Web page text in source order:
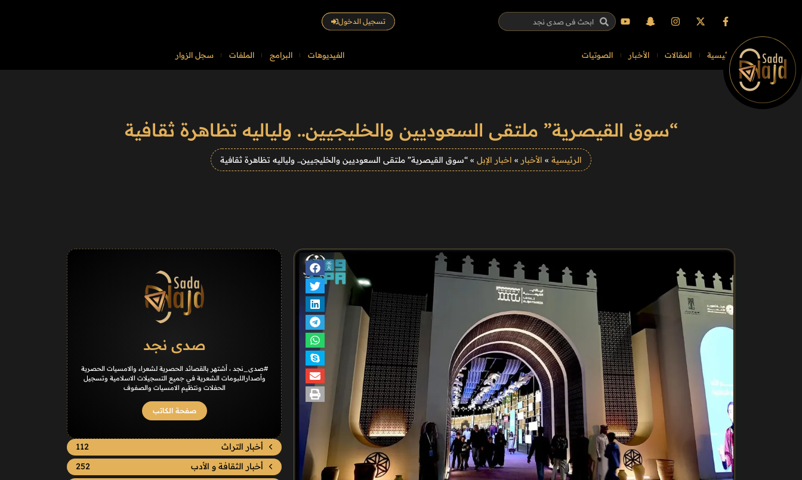
تسجيل الدخول
الرئيسية المقالات الأخبار الصوتيات الفيديوهات البرامج الملفات سجل الزوار
“سوق القيصرية” ملتقى السعوديين والخليجيين.. ولياليه تظاهرة ثقافية
الرئيسية » الأخبار » اخبار الإبل » “سوق القيصرية” ملتقى السعوديين والخليجيين.. ولياليه تظاهرة ثقافية
صدى نجد
#صدى_نجد ، أشتهر بالقصائد الحصرية لشعراء والامسيات الحصرية
وأصداراللبومات الشعرية في جميع التسجيلات الاسلامية وتسجيل
الحفلات ونتظيم الامسيات والصفوف
صفحة الكاتب
أخبار التراث
112
أخبار الثقافة و الأدب
252